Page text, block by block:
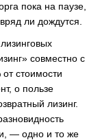
пока на паузе,
ли дождутся.
совместно с
стоимости
о пользе
лизинг.
— одно и то же